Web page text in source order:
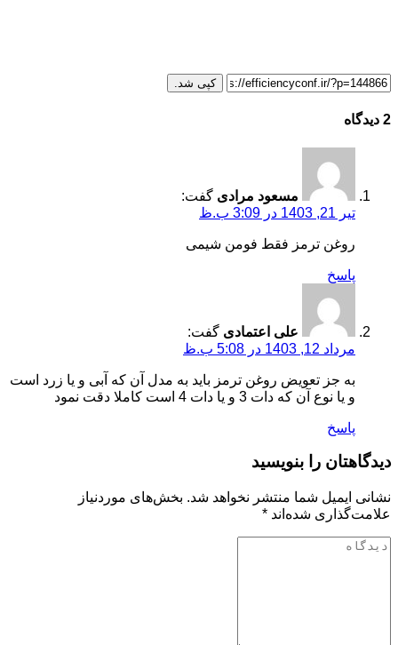
کپی شد.
2 دیدگاه
مسعود مرادی گفت:
تیر 21, 1403 در 3:09 ب.ظ
روغن ترمز فقط فومن شیمی
پاسخ
علی اعتمادی گفت:
مرداد 12, 1403 در 5:08 ب.ظ
به جز تعویض روغن ترمز باید به مدل آن که آبی و یا زرد است
و یا نوع آن که دات 3 و یا دات 4 است کاملا دقت نمود
پاسخ
دیدگاهتان را بنویسید
نشانی ایمیل شما منتشر نخواهد شد. بخش‌های موردنیاز
علامت‌گذاری شده‌اند *